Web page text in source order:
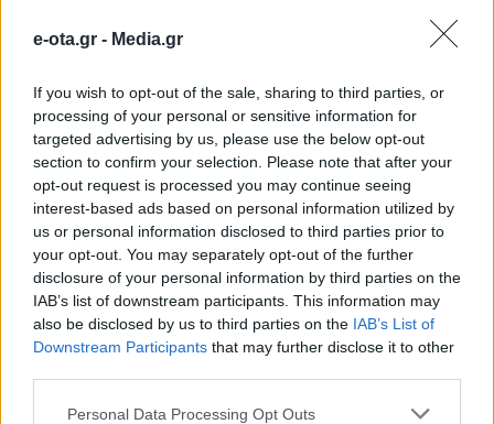
e-ota.gr - Media.gr
If you wish to opt-out of the sale, sharing to third parties, or
processing of your personal or sensitive information for
targeted advertising by us, please use the below opt-out
section to confirm your selection. Please note that after your
opt-out request is processed you may continue seeing
interest-based ads based on personal information utilized by
us or personal information disclosed to third parties prior to
your opt-out. You may separately opt-out of the further
disclosure of your personal information by third parties on the
IAB’s list of downstream participants. This information may
also be disclosed by us to third parties on the IAB’s List of
Downstream Participants that may further disclose it to other
Personal Data Processing Opt Outs
Καταγγελία: Νοσταλγός της
Χούντας σε συνδυασμό του ΣΥΡΙΖΑ
(pics)
Αίσθηση προκαλεί η καταγγελία ότι υποψήφιος
περιφερειακός σύμβουλος του ΣΥΡΙΖΑ στην